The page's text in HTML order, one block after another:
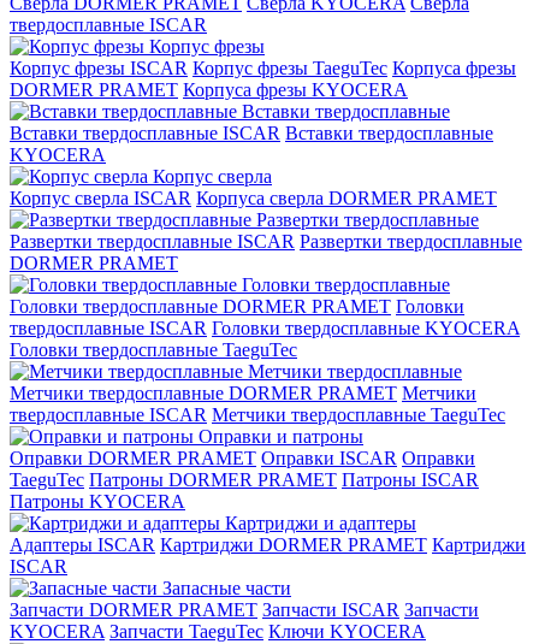
твердосплавные ISCAR
Корпус фрезы
Корпус фрезы ISCAR Корпус фрезы TaeguTec Корпуса фрезы
DORMER PRAMET Корпуса фрезы KYOCERA
Вставки твердосплавные
Вставки твердосплавные ISCAR Вставки твердосплавные
KYOCERA
Корпус сверла
Корпус сверла ISCAR Корпуса сверла DORMER PRAMET
Развертки твердосплавные
Развертки твердосплавные ISCAR Развертки твердосплавные
DORMER PRAMET
Головки твердосплавные
Головки твердосплавные DORMER PRAMET Головки
твердосплавные ISCAR Головки твердосплавные KYOCERA
Головки твердосплавные TaeguTec
Метчики твердосплавные
Метчики твердосплавные DORMER PRAMET Метчики
твердосплавные ISCAR Метчики твердосплавные TaeguTec
Оправки и патроны
Оправки DORMER PRAMET Оправки ISCAR Оправки
TaeguTec Патроны DORMER PRAMET Патроны ISCAR
Патроны KYOCERA
Картриджи и адаптеры
Адаптеры ISCAR Картриджи DORMER PRAMET Картриджи
ISCAR
Запасные части
Запчасти DORMER PRAMET Запчасти ISCAR Запчасти
KYOCERA Запчасти TaeguTec Ключи KYOCERA